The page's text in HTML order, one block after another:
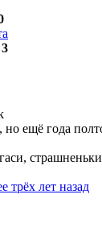
3
но ещё года
трёх лет назад